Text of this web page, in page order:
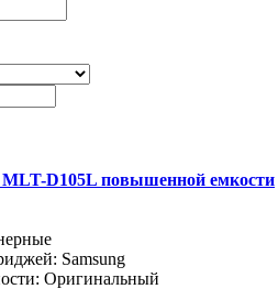
D105L повышенной емкости
Samsung
Оригинальный